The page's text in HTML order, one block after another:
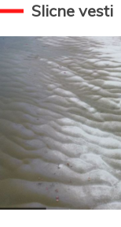
Slicne vesti